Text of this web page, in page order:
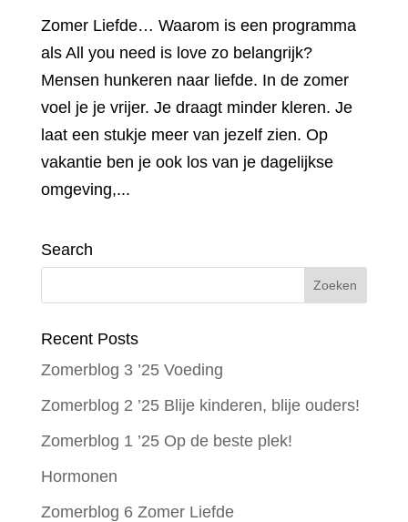
Zomer Liefde… Waarom is een programma
als All you need is love zo belangrijk?
Mensen hunkeren naar liefde. In de zomer
voel je je vrijer. Je draagt minder kleren. Je
laat een stukje meer van jezelf zien. Op
vakantie ben je ook los van je dagelijkse
omgeving,...
Search
Recent Posts
Zomerblog 3 ’25 Voeding
Zomerblog 2 ’25 Blije kinderen, blije ouders!
Zomerblog 1 ’25 Op de beste plek!
Hormonen
Zomerblog 6 Zomer Liefde